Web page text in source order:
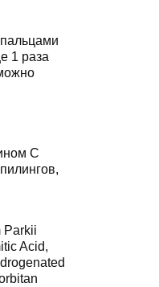
1 раза
С
Parkii
Acid,